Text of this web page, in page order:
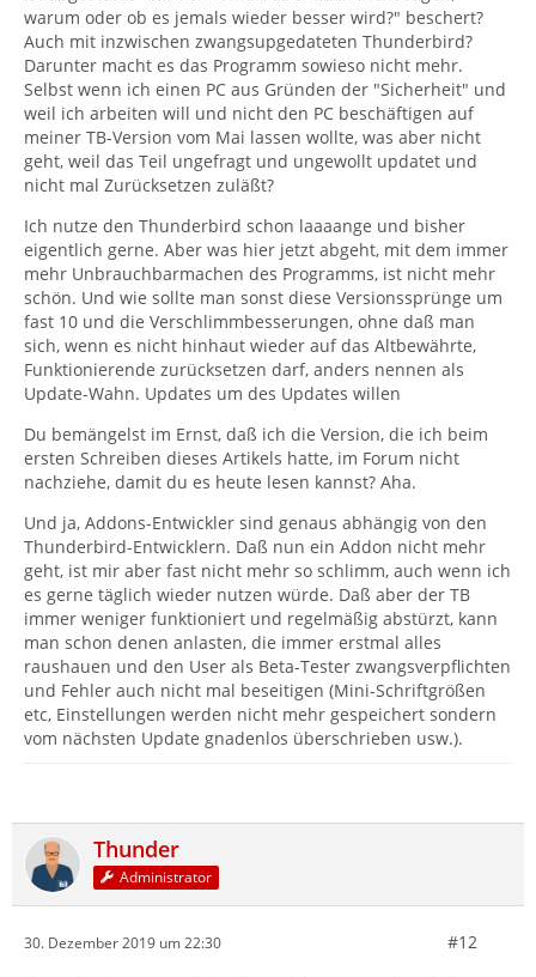
BTW: Du solltest dich mit Bemerkungen wie
"UpDatewahn", "Meckerfritzen" etc zurückhalten...
Nur weil möglicherweise lieb gewonnene Erweiterungen
nicht mehr funktionieren, kann man diesen Sprech nicht
nutzen ohne sich unglaubwürdig zu machen. Die
die Erfordernisse der kommenden TB-Versionen
anpassen. Wenn sie dies nicht machen, kann man es
nicht den TB-Entwicklern aufbürden.
Die Möglichkeiten einer Erweiterung sollte man
selbstverständlich nutzen, wenn man sie denn kennt.
Bringe also aus Sicherheitsgründen deinen TB auf die
Version 68.3.1.
warum oder ob es jemals wieder besser wird?" beschert?
Auch mit inzwischen zwangsupgedateten Thunderbird?
Darunter macht es das Programm sowieso nicht mehr.
Selbst wenn ich einen PC aus Gründen der "Sicherheit" und
weil ich arbeiten will und nicht den PC beschäftigen auf
meiner TB-Version vom Mai lassen wollte, was aber nicht
geht, weil das Teil ungefragt und ungewollt updatet und
nicht mal Zurücksetzen zuläßt?
Ich nutze den Thunderbird schon laaaange und bisher
eigentlich gerne. Aber was hier jetzt abgeht, mit dem immer
mehr Unbrauchbarmachen des Programms, ist nicht mehr
schön. Und wie sollte man sonst diese Versionssprünge um
fast 10 und die Verschlimmbesserungen, ohne daß man
sich, wenn es nicht hinhaut wieder auf das Altbewährte,
Funktionierende zurücksetzen darf, anders nennen als
Update-Wahn. Updates um des Updates willen
Du bemängelst im Ernst, daß ich die Version, die ich beim
ersten Schreiben dieses Artikels hatte, im Forum nicht
nachziehe, damit du es heute lesen kannst? Aha.
Und ja, Addons-Entwickler sind genaus abhängig von den
Thunderbird-Entwicklern. Daß nun ein Addon nicht mehr
geht, ist mir aber fast nicht mehr so schlimm, auch wenn ich
es gerne täglich wieder nutzen würde. Daß aber der TB
immer weniger funktioniert und regelmäßig abstürzt, kann
man schon denen anlasten, die immer erstmal alles
raushauen und den User als Beta-Tester zwangsverpflichten
und Fehler auch nicht mal beseitigen (Mini-Schriftgrößen
etc, Einstellungen werden nicht mehr gespeichert sondern
vom nächsten Update gnadenlos überschrieben usw.).
Thunder
Administrator
30. Dezember 2019 um 22:30 #12